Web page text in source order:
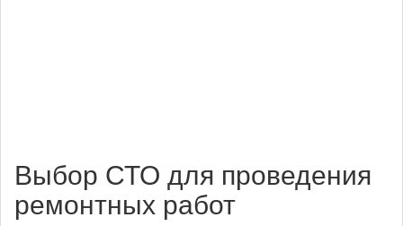
Выбор СТО для проведения
ремонтных работ